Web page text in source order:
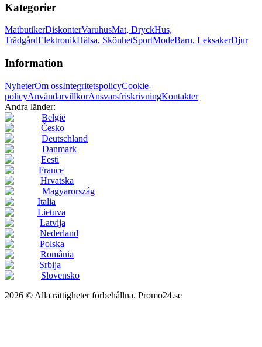
Kategorier
MatbutikerDiskonterVaruhusMat, DryckHus,
TrädgårdElektronikHälsa, SkönhetSportModeBarn, LeksakerDjur
Information
NyheterOm ossIntegritetspolicyCookie-
policyAnvändarvillkorAnsvarsfriskrivningKontakter
Andra länder:
België
Česko
Deutschland
Danmark
Eesti
France
Hrvatska
Magyarország
Italia
Lietuva
Latvija
Nederland
Polska
România
Srbija
Slovensko
2026 © Alla rättigheter förbehållna. Promo24.se